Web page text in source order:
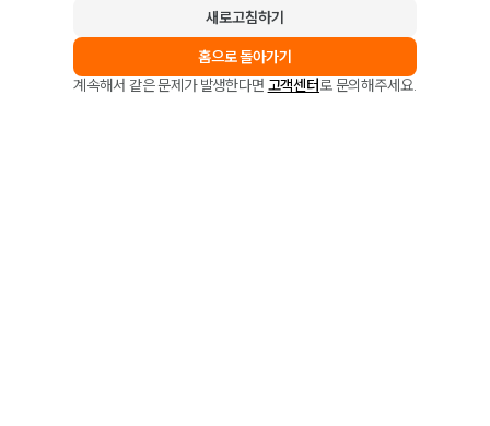
새로고침하기
홈으로 돌아가기
계속해서 같은 문제가 발생한다면 고객센터로 문의해주세요.